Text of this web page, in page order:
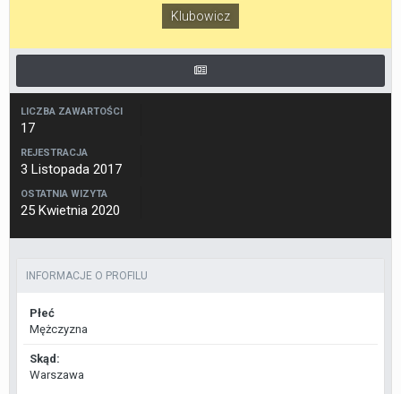
Klubowicz
LICZBA ZAWARTOŚCI
17
REJESTRACJA
3 Listopada 2017
OSTATNIA WIZYTA
25 Kwietnia 2020
INFORMACJE O PROFILU
Płeć
Mężczyzna
Skąd:
Warszawa